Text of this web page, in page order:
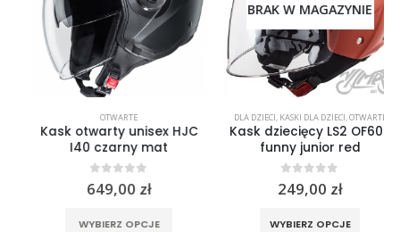
OTWARTE
Kask otwarty unisex HJC
I40 czarny mat
out of 5
649,00zł
WYBIERZ OPCJE
BRAK W MAGAZYNIE
DLA DZIECI,KASKI DLA DZIECI,OTWARTE
Kask dziecięcy LS2 OF602
funny junior red
out of 5
249,00zł
WYBIERZ OPCJE